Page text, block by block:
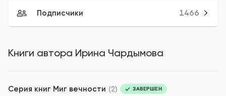
Подписчики 1466
Книги автора Ирина Чардымова
Серия книг Миг вечности (2) ЗАВЕРШЕН